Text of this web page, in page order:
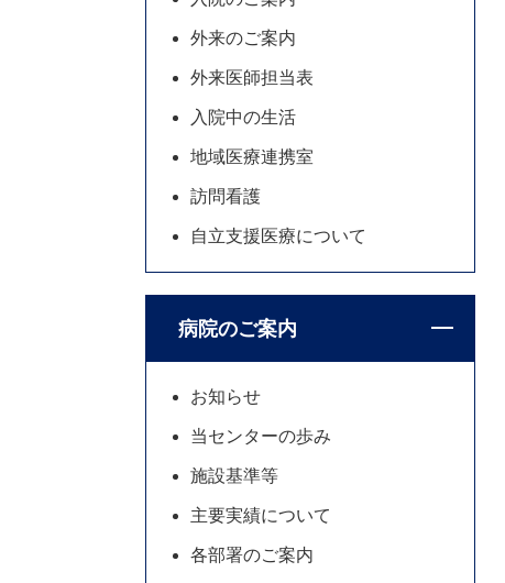
外来のご案内
外来医師担当表
入院中の生活
地域医療連携室
訪問看護
自立支援医療について
病院のご案内
お知らせ
当センターの歩み
施設基準等
主要実績について
各部署のご案内